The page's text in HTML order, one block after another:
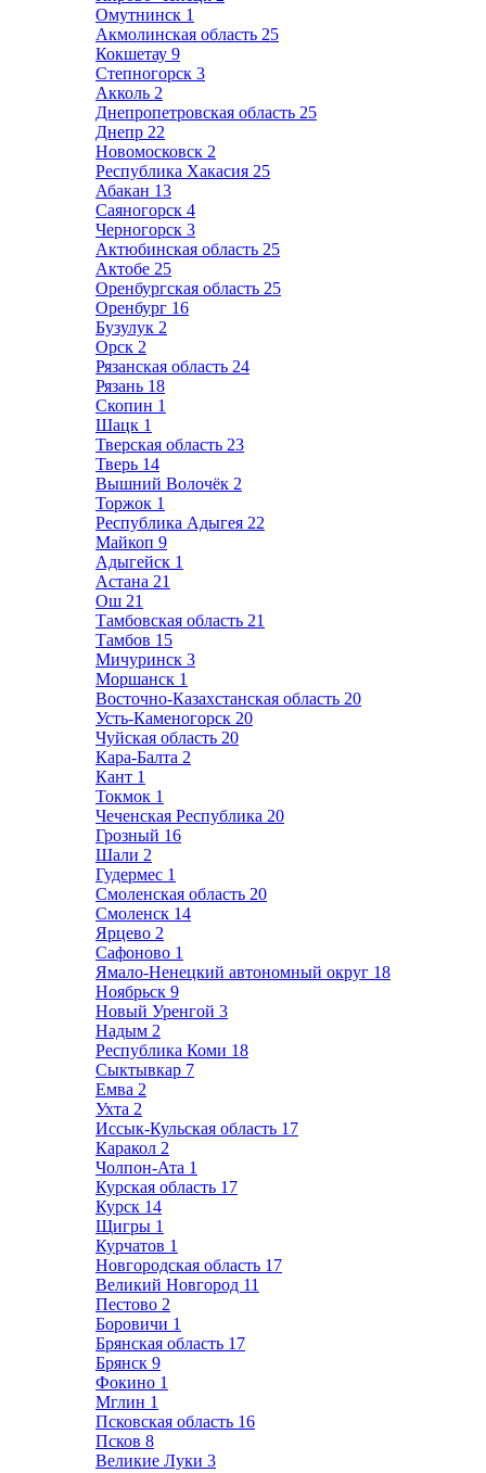
Омутнинск 1
Акмолинская область 25
Кокшетау 9
Степногорск 3
Акколь 2
Днепропетровская область 25
Днепр 22
Новомосковск 2
Республика Хакасия 25
Абакан 13
Саяногорск 4
Черногорск 3
Актюбинская область 25
Актобе 25
Оренбургская область 25
Оренбург 16
Бузулук 2
Орск 2
Рязанская область 24
Рязань 18
Скопин 1
Шацк 1
Тверская область 23
Тверь 14
Вышний Волочёк 2
Торжок 1
Республика Адыгея 22
Майкоп 9
Адыгейск 1
Астана 21
Ош 21
Тамбовская область 21
Тамбов 15
Мичуринск 3
Моршанск 1
Восточно-Казахстанская область 20
Усть-Каменогорск 20
Чуйская область 20
Кара-Балта 2
Кант 1
Токмок 1
Чеченская Республика 20
Грозный 16
Шали 2
Гудермес 1
Смоленская область 20
Смоленск 14
Ярцево 2
Сафоново 1
Ямало-Ненецкий автономный округ 18
Ноябрьск 9
Новый Уренгой 3
Надым 2
Республика Коми 18
Сыктывкар 7
Емва 2
Ухта 2
Иссык-Кульская область 17
Каракол 2
Чолпон-Ата 1
Курская область 17
Курск 14
Щигры 1
Курчатов 1
Новгородская область 17
Великий Новгород 11
Пестово 2
Боровичи 1
Брянская область 17
Брянск 9
Фокино 1
Мглин 1
Псковская область 16
Псков 8
Великие Луки 3